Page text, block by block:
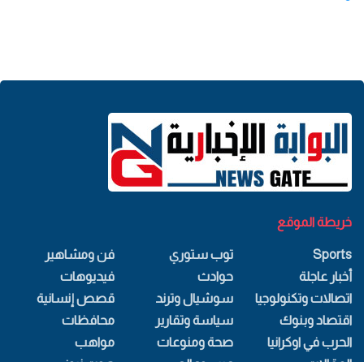
خريطة الموقع
Sports
أخبار عاجلة
اتصالات وتكنولوجيا
اقتصاد وبنوك
الحرب في اوكرانيا
توب ستوري
حوادث
سوشيال وترند
سياسة وتقارير
صحة ومنوعات
فن ومشاهير
فيديوهات
قصص إنسانية
محافظات
مواهب